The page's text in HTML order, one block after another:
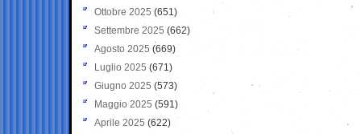
Ottobre 2025 (651)
Settembre 2025 (662)
Agosto 2025 (669)
Luglio 2025 (671)
Giugno 2025 (573)
Maggio 2025 (591)
Aprile 2025 (622)